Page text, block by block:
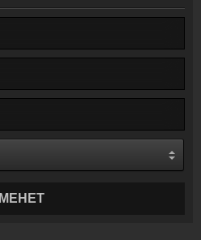
MEHET